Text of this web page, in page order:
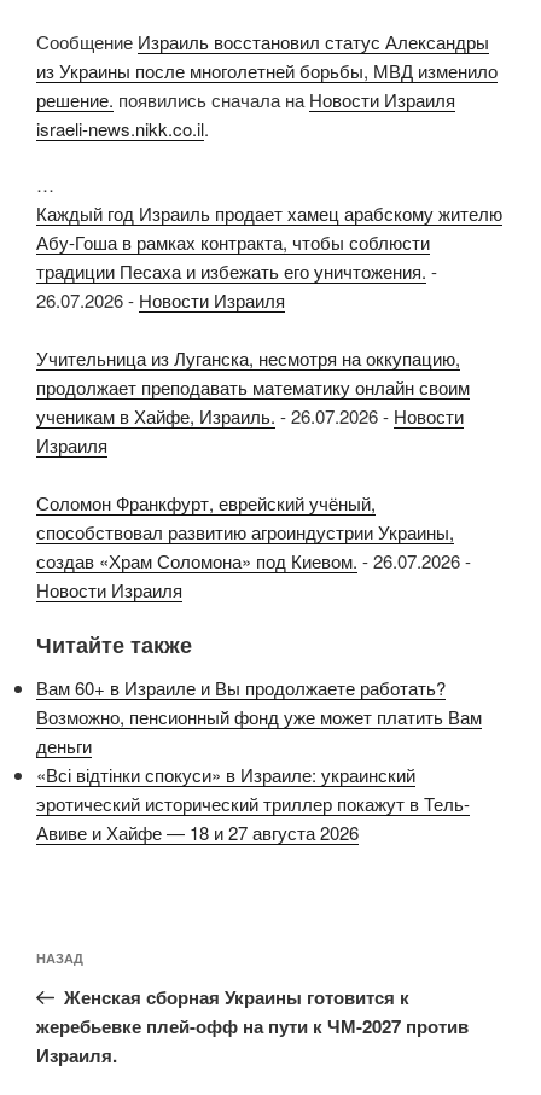
Сообщение Израиль восстановил статус Александры
из Украины после многолетней борьбы, МВД изменило
решение. появились сначала на Новости Израиля
israeli-news.nikk.co.il.
…
Каждый год Израиль продает хамец арабскому жителю
Абу-Гоша в рамках контракта, чтобы соблюсти
традиции Песаха и избежать его уничтожения. -
26.07.2026- Новости Израиля
Учительница из Луганска, несмотря на оккупацию,
продолжает преподавать математику онлайн своим
ученикам в Хайфе, Израиль. -26.07.2026- Новости
Израиля
Соломон Франкфурт, еврейский учёный,
способствовал развитию агроиндустрии Украины,
создав «Храм Соломона» под Киевом. -26.07.2026-
Новости Израиля
Читайте также
Вам 60+ в Израиле и Вы продолжаете работать?
Возможно, пенсионный фонд уже может платить Вам
деньги
«Всі відтінки спокуси» в Израиле: украинский
эротический исторический триллер покажут в Тель-
Авиве и Хайфе — 18 и 27 августа 2026
по
записям
Предыдущая
запись:
НАЗАД
Женская сборная Украины готовится к
жеребьевке плей-офф на пути к ЧМ-2027 против
Израиля.